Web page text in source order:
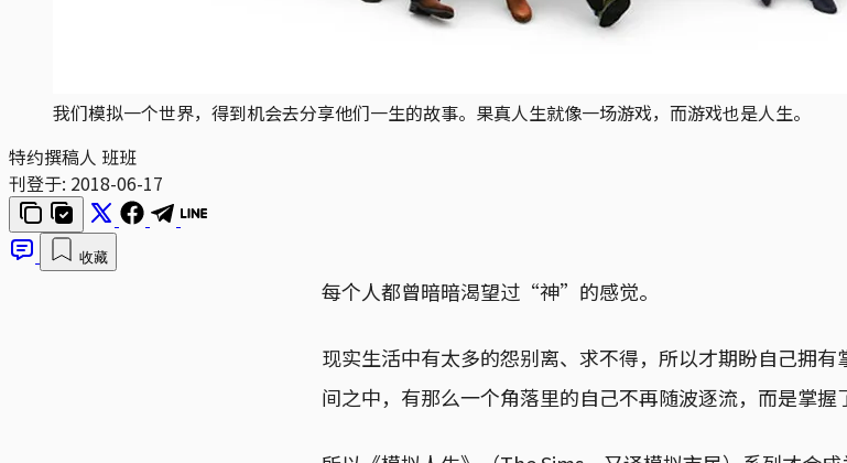
我们模拟一个世界，得到机会去分享他们一生的故事。果真人生就像一场游戏，而游戏也是人生。
特约撰稿人 班班
刊登于: 2018-06-17
收藏
每个人都曾暗暗渴望过“神”的感觉。
现实生活中有太多的怨别离、求不得，所以才期盼自己拥
间之中，有那么一个角落里的自己不再随波逐流，而是掌握